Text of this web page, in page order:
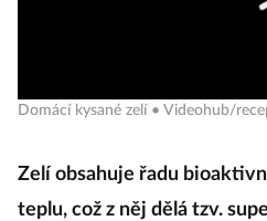
Domácí kysané zelí • Videohub/
Zelí obsahuje řadu
teplu, což z něj dělá tzv.